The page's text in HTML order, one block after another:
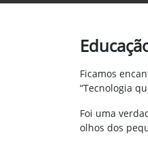
Ficamos
“Tecnologia
Foi uma
olhos dos